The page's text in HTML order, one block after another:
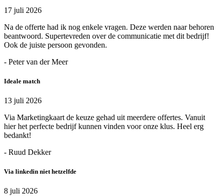
17 juli 2026
Na de offerte had ik nog enkele vragen. Deze werden naar behoren
beantwoord. Supertevreden over de communicatie met dit bedrijf!
Ook de juiste persoon gevonden.
- Peter van der Meer
Ideale match
13 juli 2026
Via Marketingkaart de keuze gehad uit meerdere offertes. Vanuit
hier het perfecte bedrijf kunnen vinden voor onze klus. Heel erg
bedankt!
- Ruud Dekker
Via linkedin niet hetzelfde
8 juli 2026